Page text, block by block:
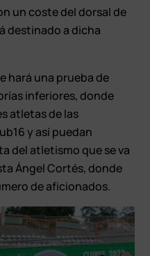
un coste del dorsal de
destinado a dicha
hará una prueba de
inferiores, donde
atletas de las
y así puedan
del atletismo que se va
Ángel Cortés, donde
de aficionados.